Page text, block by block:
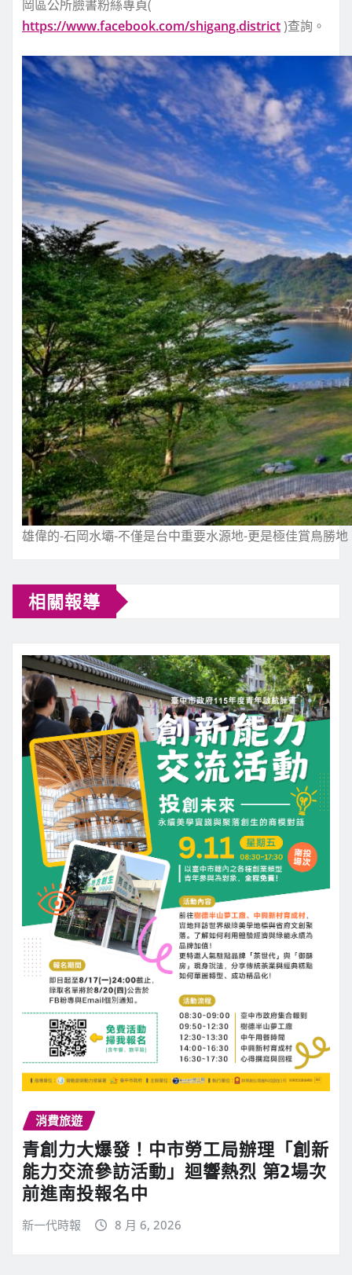
岡區公所臉書粉絲專頁(
https://www.facebook.com/shigang.district)查詢。
雄偉的-石岡水壩-不僅是台中重要水源地-更是極佳賞鳥勝地
相關報導
消費旅遊
青創力大爆發！中市勞工局辦理「創新
能力交流參訪活動」迴響熱烈 第2場次
前進南投報名中
新一代時報 8 月 6, 2026